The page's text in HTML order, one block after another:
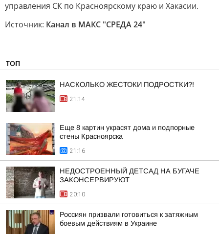
управления СК по Красноярскому краю и Хакасии.
Источник: Канал в МАКС "СРЕДА 24"
ТОП
НАСКОЛЬКО ЖЕСТОКИ ПОДРОСТКИ?!
21:14
Еще 8 картин украсят дома и подпорные
стены Красноярска
21:16
НЕДОСТРОЕННЫЙ ДЕТСАД НА БУГАЧЕ
ЗАКОНСЕРВИРУЮТ
20:10
Россиян призвали готовиться к затяжным
боевым действиям в Украине